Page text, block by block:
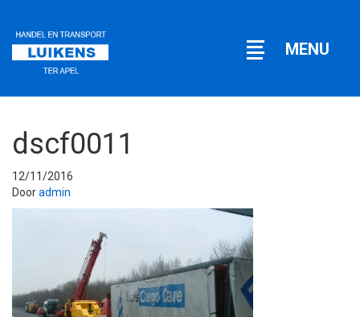
Open
MENU
dscf0011
12/11/2016
Dooradmin